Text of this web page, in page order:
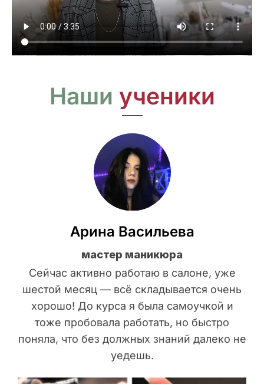
Наши ученики
Арина Васильева
мастер маникюра
Сейчас активно работаю в салоне, уже
шестой месяц — всё складывается очень
хорошо! До курса я была самоучкой и
тоже пробовала работать, но быстро
поняла, что без должных знаний далеко не
уедешь.